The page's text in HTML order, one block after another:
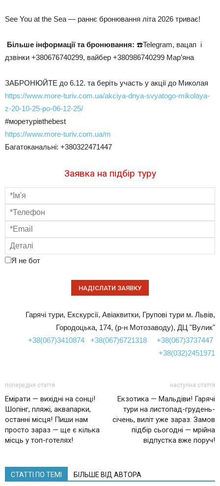
See You at the Sea — раннє бронювання літа 2026 триває!
Більше інформації та бронювання: ☎️Telegram, вацап і
дзвінки +380676740299, вайбер +380986740299 Мар’яна
ЗАБРОНЮЙТЕ до 6.12. та беріть участь у акції до Миколая
https://www.more-turiv.com.ua/akciya-dnya-svyatogo-mikolaya-
z-20-10-25-po-06-12-25/
#моретурівthebest
https://www.more-turiv.com.ua/m
Багатоканальні: +380322471447
Заявка на підбір туру
Я не бот
Гарячі тури, Екскурсії, Авіаквитки, Групові тури м. Львів,
Городоцька, 174, (р-н Мотозаводу), ДЦ "Вулик"
+38(067)3410874
+38(067)6721318
+38(067)3737447
+38(032)2451971
попередня стаття
Емірати — вихідні на сонці!
Шопінг, пляжі, аквапарки,
останні місця! Пиши нам
просто зараз — ще є кілька
місць у топ-готелях!
наступна стаття
Екзотика — Мальдіви! Гарячі
тури на листопад-грудень-
січень, виліт уже зараз. Замов
підбір сьогодні — мрійна
відпустка вже поруч!
СТАТТІ ПО ТЕМІ БІЛЬШЕ ВІД АВТОРА